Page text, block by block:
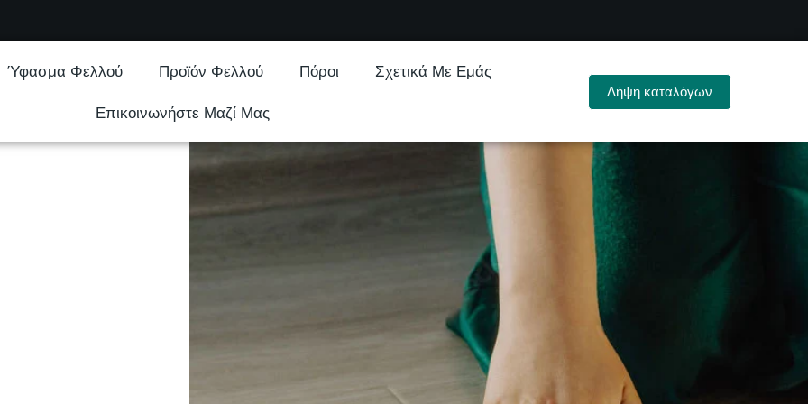
Ύφασμα Φελλού Προϊόν Φελλού Πόροι
Σχετικά Με Εμάς
Επικοινωνήστε Μαζί Μας
Λήψη καταλόγων